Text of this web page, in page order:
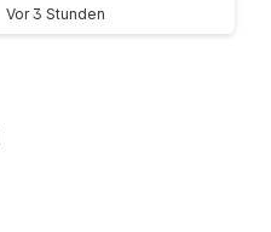
Vor 3 Stunden